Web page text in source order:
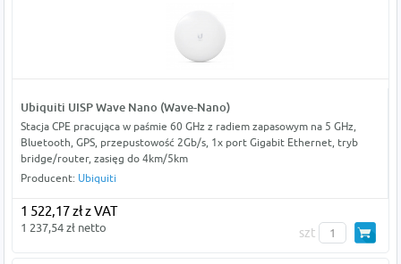
Ubiquiti UISP Wave Nano (Wave-Nano)
Stacja CPE pracująca w paśmie 60 GHz z radiem zapasowym na 5 GHz,
Bluetooth, GPS, przepustowość 2Gb/s, 1x port Gigabit Ethernet, tryb
bridge/router, zasięg do 4km/5km
Producent: Ubiquiti
1 522,17 zł z VAT
1 237,54 zł netto szt